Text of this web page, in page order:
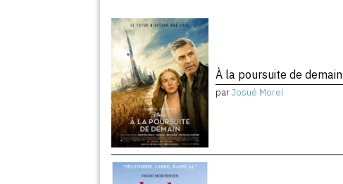
À la poursuite de demain
parJosué Morel